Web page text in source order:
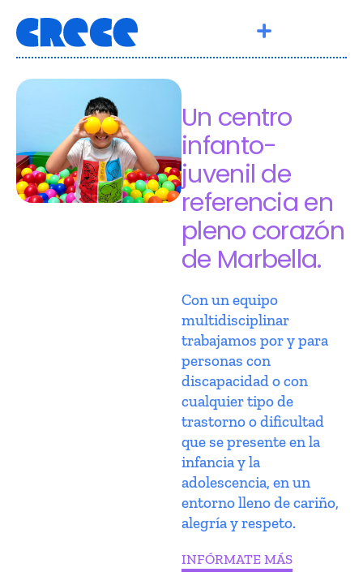
Un centro
infanto-
juvenil de
referencia en
pleno corazón
de Marbella.
Con un equipo
multidisciplinar
trabajamos por y para
personas con
discapacidad o con
cualquier tipo de
trastorno o dificultad
que se presente en la
infancia y la
adolescencia, en un
entorno lleno de cariño,
alegría y respeto.
INFÓRMATE MÁS